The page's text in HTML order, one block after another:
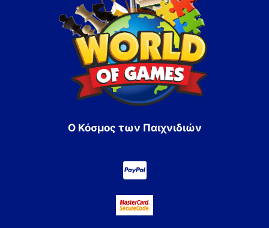
Ο Κόσμος των Παιχνιδιών